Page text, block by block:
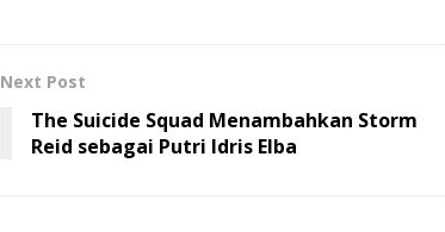
Next Post
The Suicide Squad Menambahkan Storm
Reid sebagai Putri Idris Elba